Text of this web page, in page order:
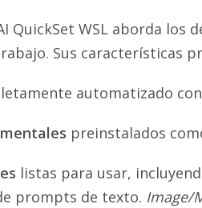
QuickSet WSL aborda
Sus características
automatizado
preinstalados
listas para usar,
prompts de texto. Image/